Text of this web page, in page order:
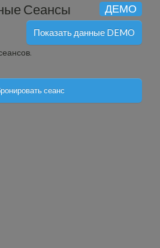
ДЕМО
Сеансы
Показать данные DEMO
сеанс